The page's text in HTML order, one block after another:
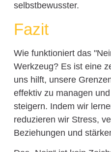
selbstbewusster.
Fazit
Wie funktioniert das
Werkzeug? Es ist eine
uns hilft, unsere
effektiv zu managen
steigern. Indem wir
reduzieren wir Stress,
Beziehungen und